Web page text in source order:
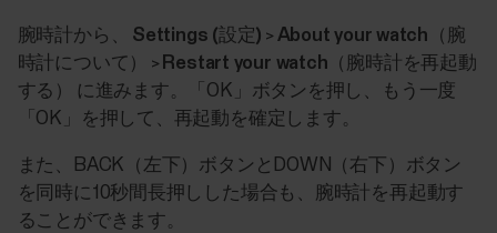
腕時計から、 Settings (設定) >About your watch（腕
時計について）
> Restart your watch（腕時計を再起動
する）
に進みます。「OK」ボタンを押し、もう一度
「OK」を押して、再起動を確定します。
また、BACK（左下）ボタンとDOWN（右下）ボタン
を同時に10秒間長押しした場合も、腕時計を再起動す
ることができます。